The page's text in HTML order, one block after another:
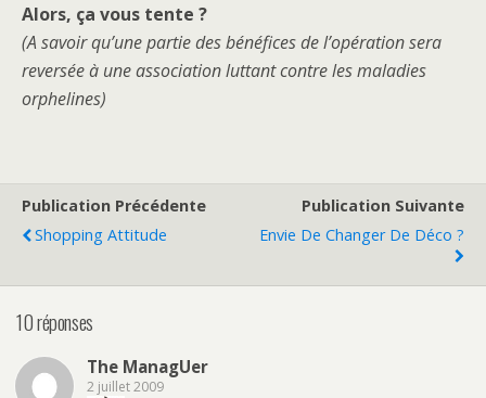
Alors, ça vous tente ?
(A savoir qu’une partie des bénéfices de l’opération sera
reversée à une association luttant contre les maladies
orphelines)
Publication Précédente
Shopping Attitude
Publication Suivante
Envie De Changer De Déco ?
10 réponses
The ManagUer
2 juillet 2009